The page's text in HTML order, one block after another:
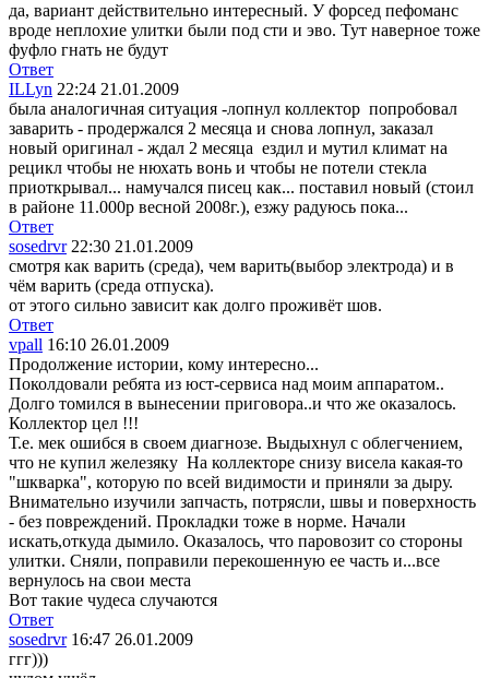
да, вариант действительно интересный. У форсед пефоманс
вроде неплохие улитки были под сти и эво. Тут наверное тоже
фуфло гнать не будут
Ответ
ILLyn 22:24 21.01.2009
была аналогичная ситуация -лопнул коллектор попробовал
заварить - продержался 2 месяца и снова лопнул, заказал
новый оригинал - ждал 2 месяца ездил и мутил климат на
рецикл чтобы не нюхать вонь и чтобы не потели стекла
приоткрывал... намучался писец как... поставил новый (стоил
в районе 11.000р весной 2008г.), езжу радуюсь пока...
Ответ
sosedrvr22:30 21.01.2009
смотря как варить (среда), чем варить(выбор электрода) и в
чём варить (среда отпуска).
от этого сильно зависит как долго проживёт шов.
Ответ
vpall 16:10 26.01.2009
Продолжение истории, кому интересно...
Поколдовали ребята из юст-сервиса над моим аппаратом..
Долго томился в вынесении приговора..и что же оказалось.
Коллектор цел !!!
Т.е. мек ошибся в своем диагнозе. Выдыхнул с облегчением,
что не купил железяку На коллекторе снизу висела какая-то
"шкварка", которую по всей видимости и приняли за дыру.
Внимательно изучили запчасть, потрясли, швы и поверхность
- без повреждений. Прокладки тоже в норме. Начали
искать,откуда дымило. Оказалось, что паровозит со стороны
улитки. Сняли, поправили перекошенную ее часть и...все
вернулось на свои места
Вот такие чудеса случаются
Ответ
sosedrvr16:47 26.01.2009
ггг)))